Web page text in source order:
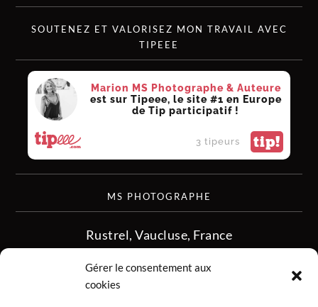
Gérer le consentement aux
cookies
SOUTENEZ ET VALORISEZ MON TRAVAIL AVEC
TIPEEE
Marion MS Photographe & Auteure
est sur Tipeee, le site #1 en Europe
de Tip participatif !
3 tipeurs tip!
MS PHOTOGRAPHE
Rustrel, Vaucluse, France
06.08.50.16.28